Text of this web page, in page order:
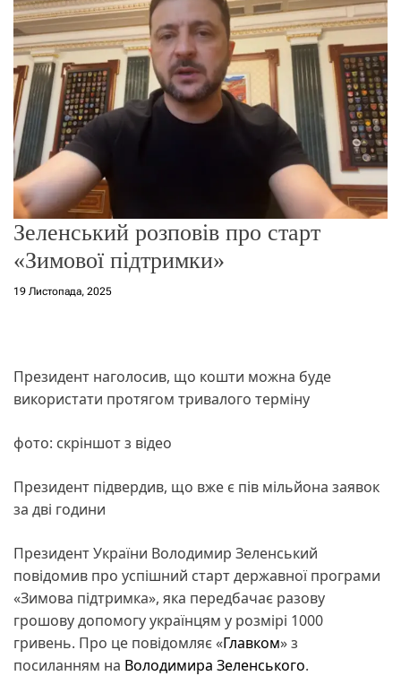
о
р
е
ж
и
м
у
Зеленський розповів про старт
«Зимової підтримки»
19 Листопада, 2025
Президент наголосив, що кошти можна буде
використати протягом тривалого терміну
фото: скріншот з відео
Президент підвердив, що вже є пів мільйона заявок
за дві години
Президент України Володимир Зеленський
повідомив про успішний старт державної програми
«Зимова підтримка», яка передбачає разову
грошову допомогу українцям у розмірі 1000
гривень. Про це повідомляє «Главком» з
посиланням на Володимира Зеленського.